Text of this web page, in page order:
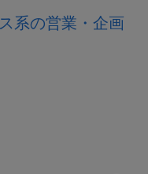
系の営業・企画